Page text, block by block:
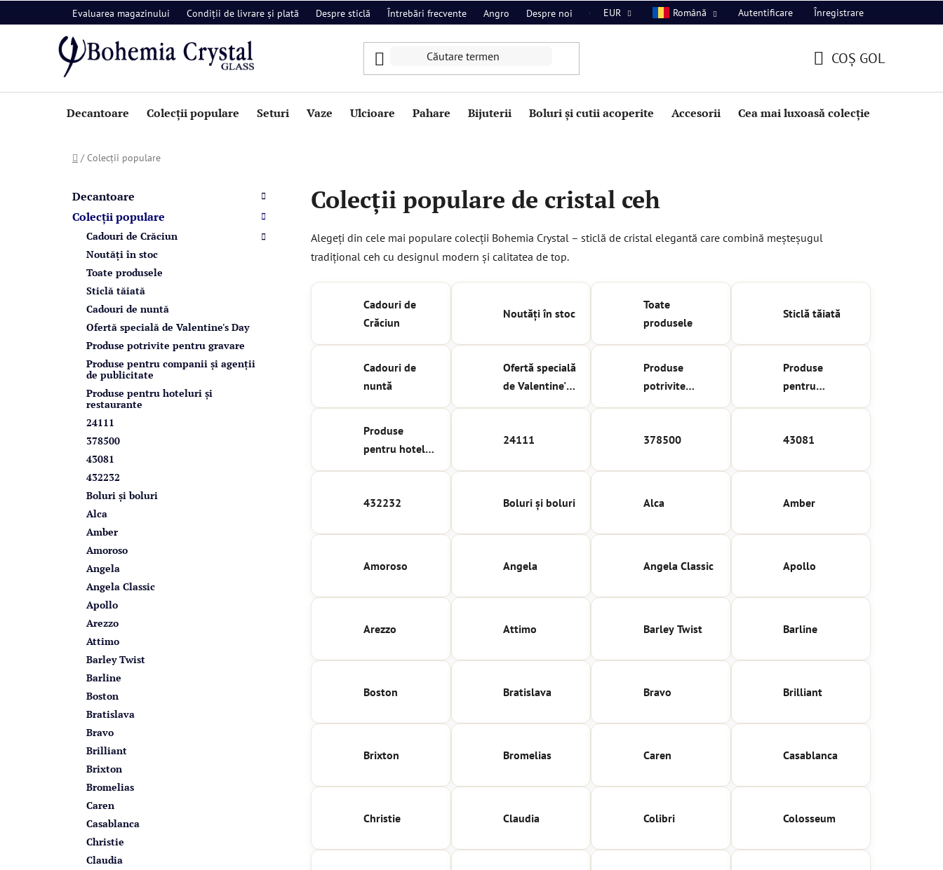
la
Evaluarea magazinului Condiții de livrare și plată Despre sticlă Întrebări frecvente Angro Despre noi Contact
EUR Română Autentificare Înregistrare
DE
COŞ GOL
Decantoare Colecții populare Seturi Vaze Ulcioare Pahare Bijuterii Boluri și cutii acoperite Accesorii Cea mai luxoasă colecție
Acasă
/ Colecții populare
peste
categorii
Decantoare
Colecții populare
Cadouri de Crăciun
Noutăți în stoc
Toate produsele
Sticlă tăiată
Cadouri de nuntă
Ofertă specială de Valentine's Day
Produse potrivite pentru gravare
Produse pentru companii și agenții
de publicitate
Produse pentru hoteluri și
restaurante
24111
378500
43081
432232
Boluri și boluri
Alca
Amber
Amoroso
Angela
Angela Classic
Apollo
Arezzo
Attimo
Barley Twist
Barline
Boston
Bratislava
Bravo
Brilliant
Brixton
Bromelias
Caren
Casablanca
Christie
Claudia
Colecții populare de cristal ceh
Alegeți din cele mai populare colecții Bohemia Crystal – sticlă de cristal elegantă care combină meșteșugul
tradițional ceh cu designul modern și calitatea de top.
Cadouri de
Crăciun
Noutăți în stoc
Toate
produsele
Sticlă tăiată
Cadouri de
nuntă
Ofertă specială
de Valentine's
Produse
potrivite
Produse
pentru
publicitate
Produse
pentru hoteluri
24111 378500 43081
432232 Boluri și boluri Alca Amber
Amoroso Angela Angela Classic Apollo
Arezzo Attimo Barley Twist Barline
Boston Bratislava Bravo Brilliant
Brixton Bromelias Caren Casablanca
Christie Claudia Colibri Colosseum